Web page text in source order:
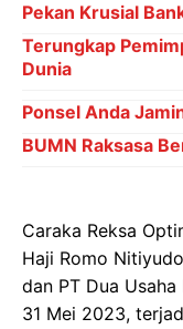
Pekan Krusial
Terungkap
Dunia
Ponsel Anda
BUMN Raksasa
Caraka Reksa
Haji Romo
dan PT Dua
31 Mei 2023,